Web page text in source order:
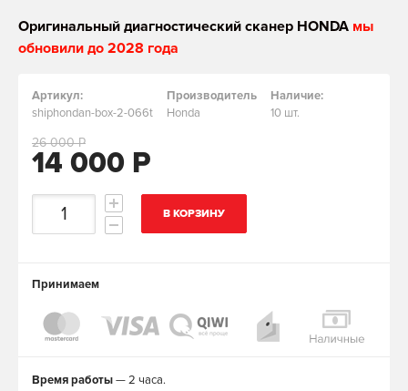
Оригинальный диагностический сканер HONDA мы
обновили до 2028 года
Артикул:
shiphondan-box-2-066t
Производитель
Honda
Наличие:
10 шт.
14 000 Р
26 000 Р
В КОРЗИНУ
Принимаем
Время работы— 2 часа.